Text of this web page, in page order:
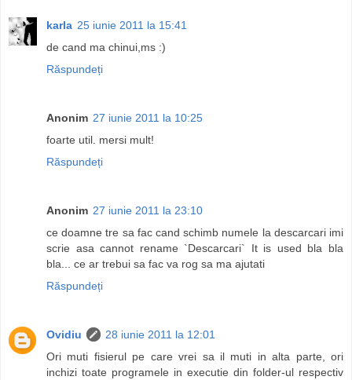
karla 25 iunie 2011 la 15:41
de cand ma chinui,ms :)
Răspundeți
Anonim 27 iunie 2011 la 10:25
foarte util. mersi mult!
Răspundeți
Anonim 27 iunie 2011 la 23:10
ce doamne tre sa fac cand schimb numele la descarcari imi
scrie asa cannot rename `Descarcari` It is used bla bla
bla... ce ar trebui sa fac va rog sa ma ajutati
Răspundeți
Ovidiu
28 iunie 2011 la 12:01
Ori muti fisierul pe care vrei sa il muti in alta parte, ori
inchizi toate programele in executie din folder-ul respectiv